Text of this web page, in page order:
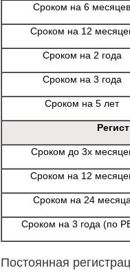
Сроком на 6 месяцев
Сроком на 12
Сроком на 2 года
Сроком на 3 года
Сроком на 5 лет
Сроком до 3х
Сроком на 12
Сроком на 24
Сроком на 3 года (по
Постоянная